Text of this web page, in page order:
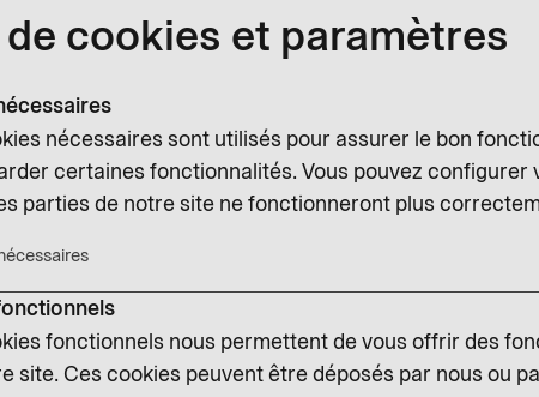
cookies et paramètres
nécessaires sont utilisés pour assurer le bon
certaines fonctionnalités. Vous pouvez configurer
parties de notre site ne fonctionneront plus
fonctionnels nous permettent de vous offrir des
site. Ces cookies peuvent être déposés par nous ou